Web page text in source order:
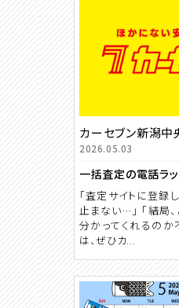
カーセブン新潟中
2026.05.03
「査定サイトに登録
止まない…」 「結局
分かってくれるのか
は、ぜひカ...